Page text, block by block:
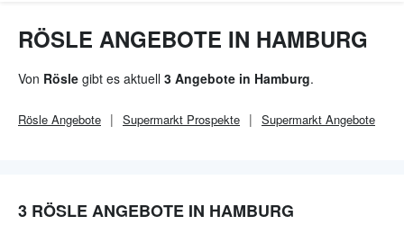
RÖSLE ANGEBOTE IN HAMBURG
Von Rösle gibt es aktuell 3 Angebote in Hamburg.
Rösle Angebote Supermarkt Prospekte Supermarkt Angebote
3 RÖSLE ANGEBOTE IN HAMBURG